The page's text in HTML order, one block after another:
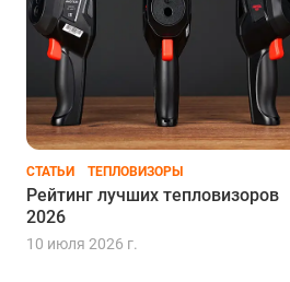
СТАТЬИ ТЕПЛОВИЗОРЫ
Рейтинг лучших тепловизоров
2026
10 июля 2026 г.